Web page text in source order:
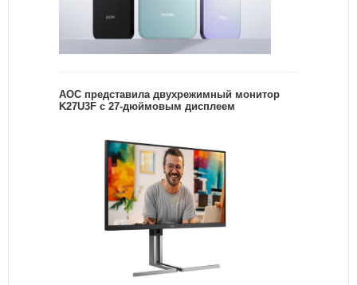
AOC представила двухрежимный монитор
K27U3F с 27-дюймовым дисплеем